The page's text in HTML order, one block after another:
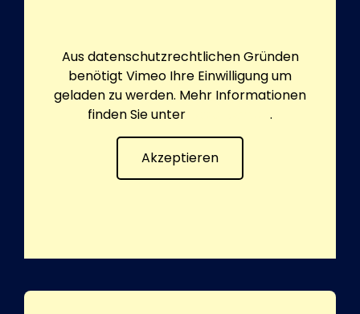
Aus datenschutzrechtlichen Gründen
benötigt Vimeo Ihre Einwilligung um
geladen zu werden. Mehr Informationen
finden Sie unter
.
Akzeptieren